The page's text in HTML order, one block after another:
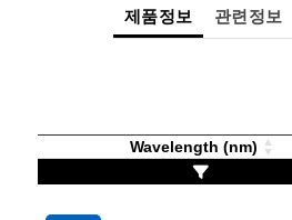
제품정보 관련정보
Wavelength (nm)